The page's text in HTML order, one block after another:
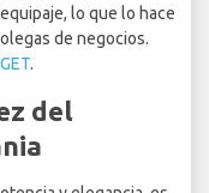
lo que lo hace
de negocios.
.
del